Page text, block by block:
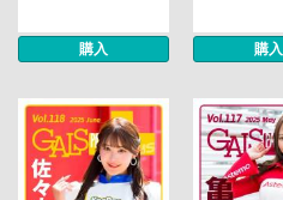
購入 購入